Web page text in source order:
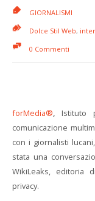
GIORNALISMI
Dolce Stil Web,
0 Commenti
forMedia®, Istituto
comunicazione
con i giornalisti
stata una
WikiLeaks, editoria
privacy.